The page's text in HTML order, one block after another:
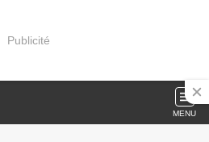
Publicité
MENU